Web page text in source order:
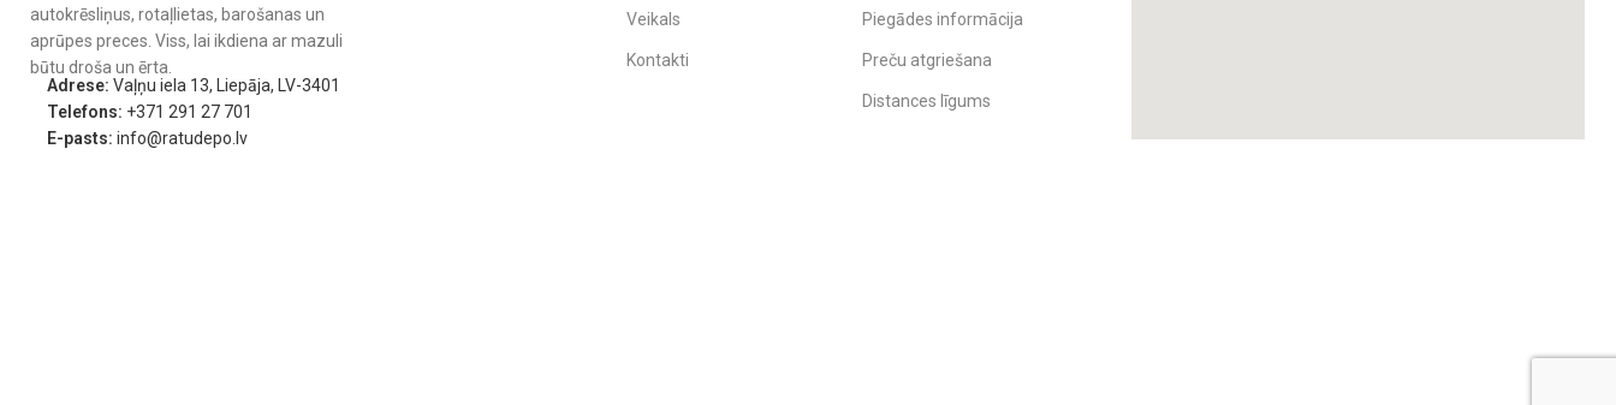
✔ Salokāma kulba ar CozyCloud® matraci un integrētu ventilāciju
No dzimšanas paredzētā kulba aprīkota ar ergonomisko CozyCloud® matraci, kas veicina veselīgu bērna
gulēšanas pozīciju. Integrētā ventilācija uzlabo gaisa cirkulāciju un samazina pārkaršanas risku,
nodrošinot maksimālu komfortu arī siltākā laikā.
autokrēsliņus, rotaļlietas, barošanas un
aprūpes preces. Viss, lai ikdiena ar mazuli
būtu droša un ērta.
Adrese: Vaļņu iela 13, Liepāja, LV-3401
Telefons: +371 291 27 701
E-pasts: info@ratudepo.lv
Veikals
Kontakti
Piegādes informācija
Preču atgriešana
Distances līgums